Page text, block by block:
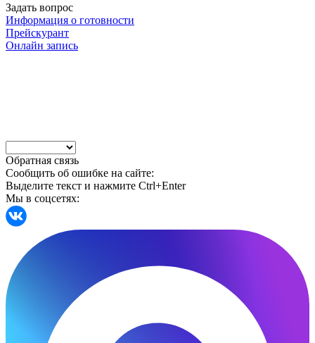
Задать вопрос
Информация о готовности
Прейскурант
Онлайн запись
Обратная связь
Сообщить об ошибке на сайте:
Выделите текст и нажмите Ctrl+Enter
Мы в соцсетях: